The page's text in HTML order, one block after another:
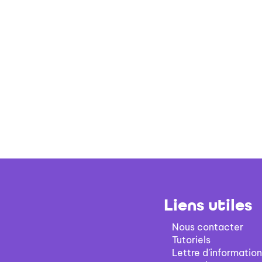
Liens utiles
Nous contacter
Tutoriels
Lettre d'information